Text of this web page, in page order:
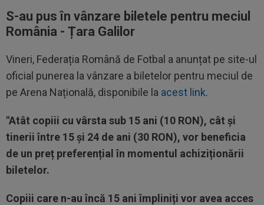
S-au pus în vânzare biletele pentru meciul
România - Țara Galilor
Vineri, Federația Română de Fotbal a anunțat pe site-ul
oficial punerea la vânzare a biletelor pentru meciul de
pe Arena Națională, disponibile la acest link.
"Atât copiii cu vârsta sub 15 ani (10 RON), cât și
tinerii între 15 și 24 de ani (30 RON), vor beneficia
de un preț preferențial în momentul achiziționării
biletelor.
Copiii care n-au încă 15 ani împliniți vor avea acces